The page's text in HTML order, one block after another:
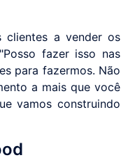
clientes a vender os
fazer isso nas
para fazermos. Não
a mais que você
vamos construindo